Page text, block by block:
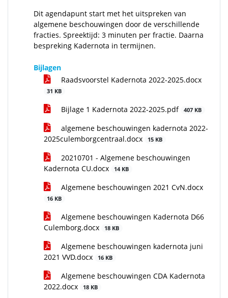
Dit agendapunt start met het uitspreken van
algemene beschouwingen door de verschillende
fracties. Spreektijd: 3 minuten per fractie. Daarna
bespreking Kadernota in termijnen.
Bijlagen
Raadsvoorstel Kadernota 2022-2025.docx
31 KB
Bijlage 1 Kadernota 2022-2025.pdf 407 KB
algemene beschouwingen kadernota 2022-
2025culemborgcentraal.docx
15 KB
20210701 - Algemene beschouwingen
Kadernota CU.docx
14 KB
Algemene beschouwingen 2021 CvN.docx
16 KB
Algemene beschouwingen Kadernota D66
Culemborg.docx
18 KB
Algemene beschouwingen kadernota juni
2021 VVD.docx
16 KB
Algemene beschouwingen CDA Kadernota
2022.docx
18 KB